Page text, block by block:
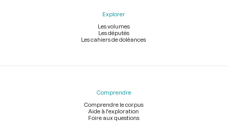
Explorer
Les volumes
Les députés
Les cahiers de doléances
Comprendre
Comprendre le corpus
Aide à l'exploration
Foire aux questions